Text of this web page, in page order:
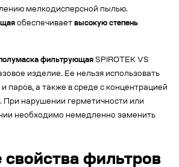
мелкодисперсной пылью.
обеспечивает высокую степень
фильтрующая SPIROTEK VS
изделие. Ее нельзя использовать
паров, а также в среде с концентрацией
При нарушении герметичности или
необходимо немедленно заменить
фильтров